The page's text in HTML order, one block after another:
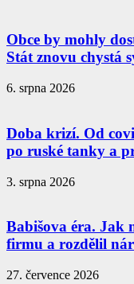
Obce by mohly
Stát znovu chystá
6. srpna 2026
Doba krizí. Od
po ruské tanky a
3. srpna 2026
Babišova éra.
firmu a rozdělil
27. července 2026